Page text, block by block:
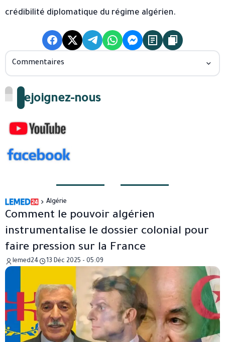
crédibilité diplomatique du régime algérien.
Commentaires
Rejoignez-nous
Algérie
Comment le pouvoir algérien
instrumentalise le dossier colonial pour
faire pression sur la France
lemed24 13 Déc 2025 - 05:09